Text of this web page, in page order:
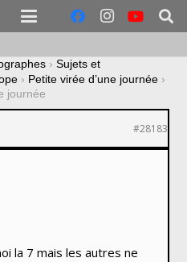
› Sujets et
› Petite virée d’une journée ›
journée
#28183
la 7 mais les autres ne